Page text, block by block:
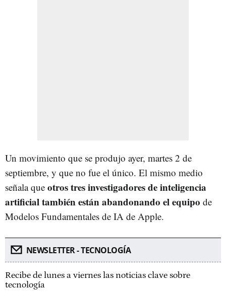
Un movimiento que se produjo ayer, martes 2 de
septiembre, y que no fue el único. El mismo medio
señala que otros tres investigadores de inteligencia
artificial también están abandonando el equipo de
Modelos Fundamentales de IA de Apple.
NEWSLETTER - TECNOLOGÍA
Recibe de lunes a viernes las noticias clave sobre
tecnología